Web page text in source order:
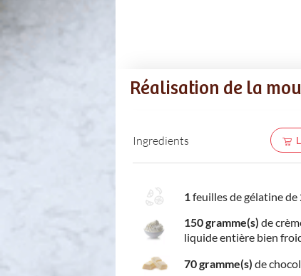
Réalisation de la
Ingredients
1feuilles de gélatine de
150 gramme(s) de
liquide entière bien
70 gramme(s) de